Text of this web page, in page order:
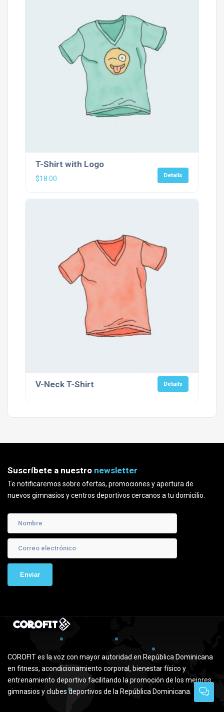
T-Shirt with Logo
$18.00 Details
V-Neck T-Shirt Details
Suscríbete a nuestro newsletter
Te notificaremos sobre ofertas, promociones y apertura de
nuevos gimnasios y centros deportivos cercanos a tu domicilio.
COROFIT es la voz con mayor autoridad en República Dominicana
en fitness, acondicionamiento corporal, bienestar físico y
entrenamiento deportivo facilitando la promoción de los mejores
gimnasios y clubes deportivos de la República Dominicana.